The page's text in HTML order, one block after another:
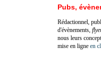
Pubs,
Rédactionnel,
d'évènements,
nous leurs
mise en ligne en